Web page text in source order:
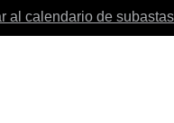
al calendario de subastas